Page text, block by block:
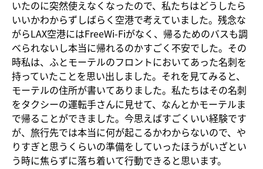
いたのに突然使えなくなったので、私たちはどうしたら
いいかわからずしばらく空港で考えていました。残念な
がらLAX空港にはFreeWi-Fiがなく、帰るためのバスも調
べられないし本当に帰れるのかすごく不安でした。その
時私は、ふとモーテルのフロントにおいてあった名刺を
持っていたことを思い出しました。それを見てみると、
モーテルの住所が書いてありました。私たちはその名刺
をタクシーの運転手さんに見せて、なんとかモーテルま
で帰ることができました。今思えばすごくいい経験です
が、旅行先では本当に何が起こるかわからないので、や
りすぎと思うくらいの準備をしていったほうがいざとい
う時に焦らずに落ち着いて行動できると思います。